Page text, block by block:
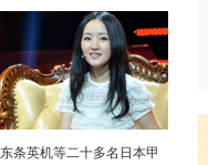
东条英机等二十多名日本甲